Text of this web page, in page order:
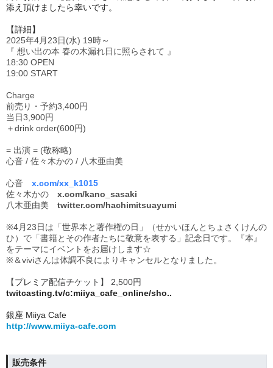
添え頂けましたら幸いです。
【詳細】
2025年4月23日(水) 19時～
『 想い出の本 春の木漏れ日に照らされて 』
18:30 OPEN
19:00 START
Charge
前売り・予約3,400円
当日3,900円
＋drink order(600円)
= 出演 = (敬称略)
心音 / 佐々木かの / 八木亜由美
心音 x.com/xx_k1015
佐々木かの x.com/kano_sasaki
八木亜由美 twitter.com/hachimitsuayumi
※4月23日は「世界本と著作権の日」（せかいほんとちょさくけんの
ひ）で「書籍とその作者たちに敬意を表する」記念日です。『本』
をテーマにイベントをお届けします☆
※ ＆viviさんは体調不良によりキャンセルとなりました。
【プレミア配信チケット】 2 ,500円
twitcasting.tv/c:miiya_cafe_online/sho..
銀座 Miiya Cafe
http://www.miiya-cafe.com
販売条件